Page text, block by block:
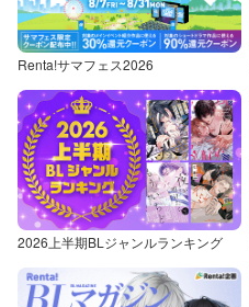
Renta!サマフェス2026
2026上半期BLジャンルランキング